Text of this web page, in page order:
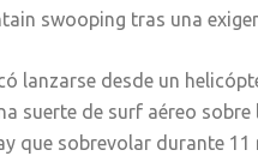
swooping tras una
lanzarse desde un
suerte de surf aéreo sobre
que sobrevolar durante